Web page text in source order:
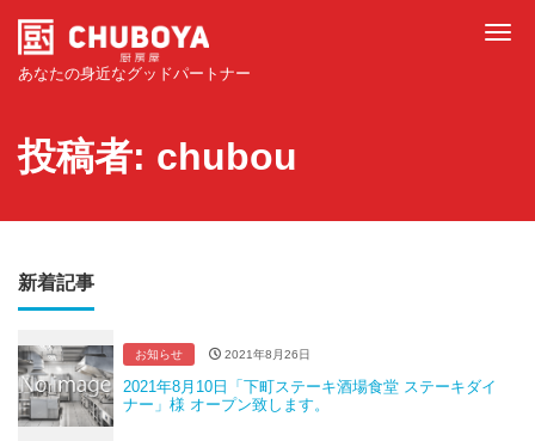
あなたの身近なグッドパートナー
投稿者: chubou
新着記事
お知らせ 2021年8月26日
2021年8月10日「下町ステーキ酒場食堂 ステーキダイ
ナー」様 オープン致します。